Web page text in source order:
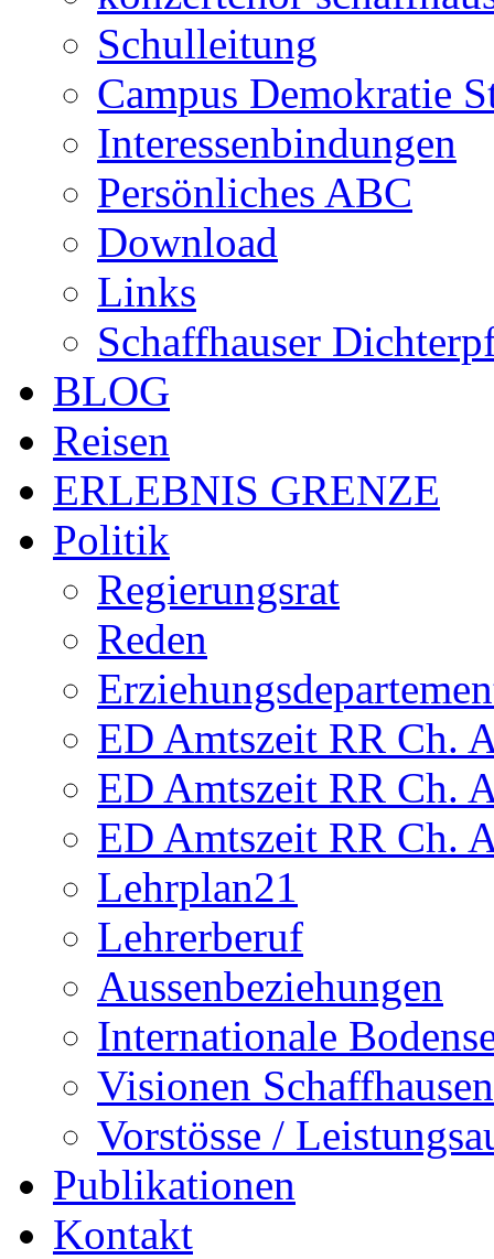
Schulleitung
Campus Demokratie
Interessenbindungen
Persönliches ABC
Download
Links
Schaffhauser
BLOG
Reisen
ERLEBNIS GRENZE
Politik
Regierungsrat
Reden
ED Amtszeit RR Ch.
ED Amtszeit RR Ch.
ED Amtszeit RR Ch.
Lehrplan21
Lehrerberuf
Aussenbeziehungen
Internationale
Visionen Schaffhausen
Vorstösse /
Publikationen
Kontakt